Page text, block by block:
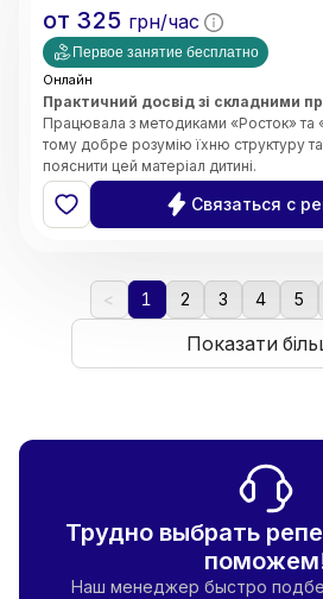
от 325 грн/час
Первое занятие бесплатно
Онлайн
Практичний досвід зі складними
Працювала з методиками «Росток» та
тому добре розумію їхню структуру
пояснити цей матеріал дитині.
Системність та організація:
ступеню з менеджменту, я чітко
прогресом учня та ефективно
виснажливим.
Комфортна атмосфера:
Створюю
не боїться ставити запитання чи
Связаться с
< 1 2 3 4 5
Показати
Трудно выбрать
Наш менеджер быстро